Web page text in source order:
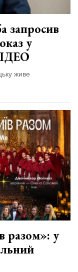
запросив
у
живе
разом»: у